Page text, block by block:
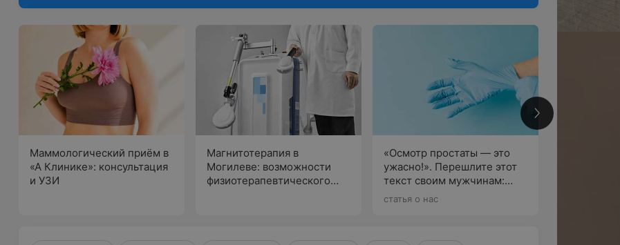
Маммологический приём в
«А Клинике»: консультация
и УЗИ
Магнитотерапия в
Могилеве: возможности
физиотерапевтического
«Осмотр простаты — это
ужасно!». Перешлите этот
текст своим мужчинам:
врачи о важных ежегодных
статья о нас